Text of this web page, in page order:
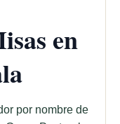
en
por nombre de